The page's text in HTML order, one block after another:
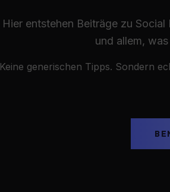
Hier entstehen Beiträge zu
und allem,
Keine generischen Tipps. Sondern